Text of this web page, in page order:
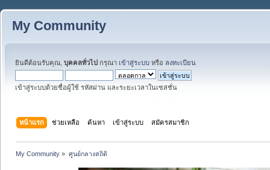
My Community
ยินดีต้อนรับคุณ, บุคคลทั่วไป กรุณา เข้าสู่ระบบ หรือ ลงทะเบียน
เข้าสู่ระบบด้วยชื่อผู้ใช้ รหัสผ่าน และระยะเวลาในเซสชั่น
หน้าแรก ช่วยเหลือ ค้นหา เข้าสู่ระบบ สมัครสมาชิก
My Community » ศูนย์กลางสถิติ